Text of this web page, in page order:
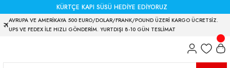
KÜRTÇE KAPI SÜSÜ HEDİYE EDİYORUZ
AVRUPA VE AMERİKAYA 500 EURO/DOLAR/FRANK/POUND ÜZERİ KARGO ÜCRETSİZ.
UPS VE FEDEX İLE HIZLI GÖNDERİM. YURTDIŞI 8-10 GÜN TESLİMAT